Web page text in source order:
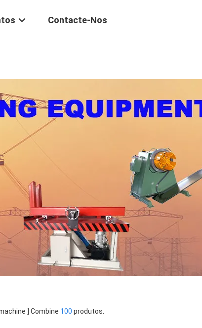
Contacte-Nos
] Combine 100 produtos.